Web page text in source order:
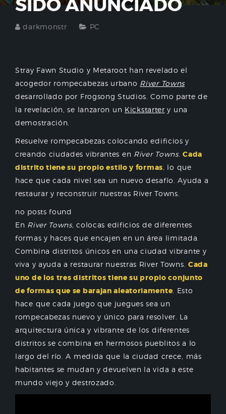
SIDO ANUNCIADO
darkmonstr PC
Stray Fawn Studio y Metaroot han revelado el
acogedor rompecabezas urbano River Towns
desarrollado por Frogsong Studios. Como parte de
la revelación, se lanzaron un Kickstarter y una
demostración.
Resuelve rompecabezas colocando edificios y
creando ciudades vibrantes en River Towns.Cada
distrito tiene su propio estilo y formas , lo que
hace que cada nivel sea un nuevo desafío. Ayuda a
restaurar y reconstruir nuestras River Towns.
no posts found
En River Towns, colocas edificios de diferentes
formas y haces que encajen en un área limitada.
Combina distritos únicos en una ciudad vibrante y
viva y ayuda a restaurar nuestras River Towns. Cada
uno de los tres distritos tiene su propio conjunto
de formas que se barajan aleatoriamente . Esto
hace que cada juego que juegues sea un
rompecabezas nuevo y único para resolver. La
arquitectura única y vibrante de los diferentes
distritos se combina en hermosos pueblitos a lo
largo del río. A medida que la ciudad crece, más
habitantes se mudan y devuelven la vida a este
mundo viejo y destrozado.